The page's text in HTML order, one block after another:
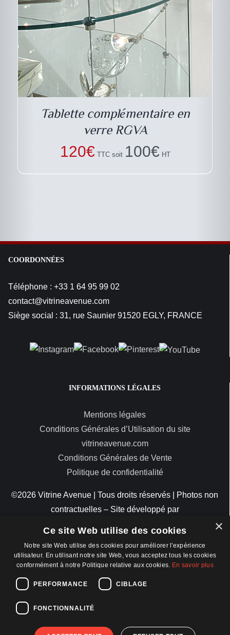
Tablette complémentaire en
verre RGVA
120€ TTC soit 100€ HT
COORDONNÉES
Téléphone : +33 1 64 95 99 02
contact@vitrineavenue.com
Siège social : 31, rue Saunier 91520 EGLY, FRANCE
INFORMATIONS LÉGALES
Mentions légales
Conditions Générales d’Utilisation du site
vitrineavenue.com
Conditions Générales de Vente
Politique de confidentialité
©2026 Vitrine Avenue | Tous droits réservés | Photos non
contractuelles – Site développé par
×
Ce site Web utilise des cookies
Notre site Web utilise des cookies pour améliorer l'expérience
utilisateur. En utilisant notre site Web, vous acceptez tous les cookies
conformément à notre Politique relative aux cookies. En savoir plus
PERFORMANCE CIBLAGE
FONCTIONNALITÉ